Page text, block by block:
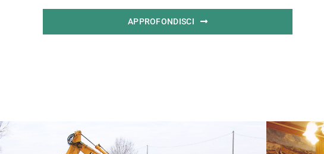
APPROFONDISCI